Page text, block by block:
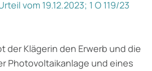
vom 19.12.2023; 1 O 119/23
der Klägerin den Erwerb und die
Photovoltaikanlage und eines